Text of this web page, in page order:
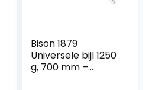
Bison 1879
Universele bijl 1250
g, 700 mm –